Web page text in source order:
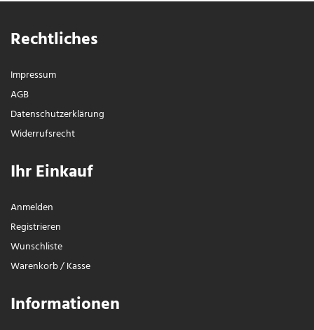
Rechtliches
Impressum
AGB
Daten­schutz­erklärung
Widerrufs­recht
Ihr Einkauf
Anmelden
Registrieren
Wunschliste
Warenkorb/Kasse
Informationen